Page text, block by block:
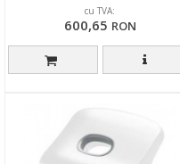
cu TVA:
600,65 RON